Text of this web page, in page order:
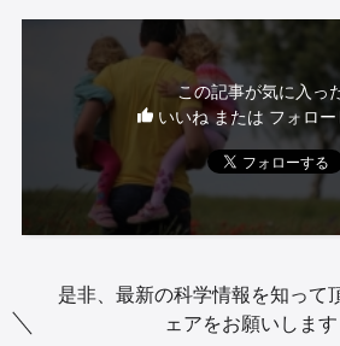
この記事が気に入っ
いいね または フォロー
是非、最新の科学情報を知っ
ェアをお願いします